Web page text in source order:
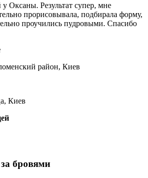
у Оксаны. Результат супер, мне
прорисовывала, подбирала форму,
проучились пудровыми. Спасибо
район, Киев
Киев
бровями